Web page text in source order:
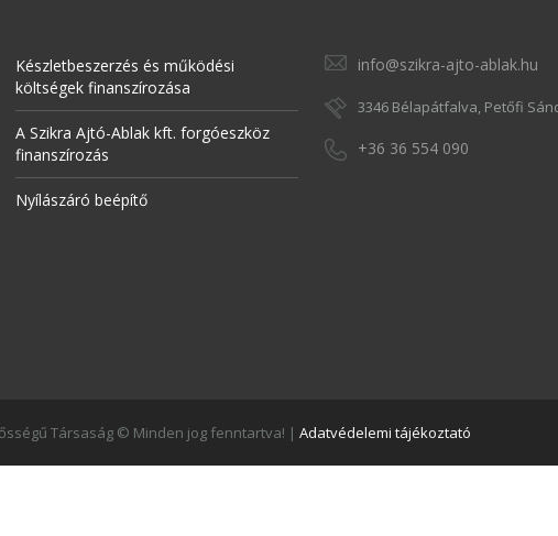
Készletbeszerzés és működési
költségek finanszírozása
A Szikra Ajtó-Ablak kft. forgóeszköz
finanszírozás
Nyílászáró beépítő
info@szikra-ajto-ablak.hu
3346 Bélapátfalva, Petőfi
+36 36 554 090
Társaság © Minden jog fenntartva! | Adatvédelemi tájékoztató